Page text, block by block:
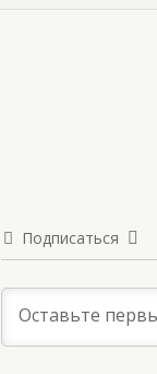
Подписаться